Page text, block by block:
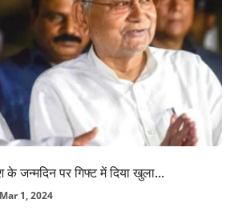
के जन्मदिन पर गिफ्ट में दिया खुला...
Mar 1, 2024